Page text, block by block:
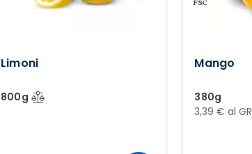
Limoni
800g
Mango
380g
3,39 € al GR